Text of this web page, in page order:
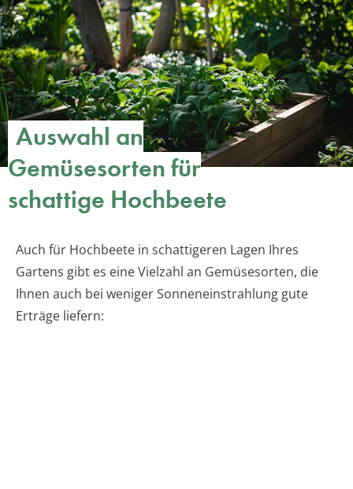
Auswahl an
Gemüsesorten für
schattige Hochbeete
Auch für Hochbeete in schattigeren Lagen Ihres
Gartens gibt es eine Vielzahl an Gemüsesorten, die
Ihnen auch bei weniger Sonneneinstrahlung gute
Erträge liefern: